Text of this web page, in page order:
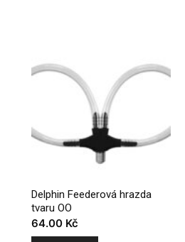
Delphin Feederová hrazda
tvaru OO
64.00 Kč